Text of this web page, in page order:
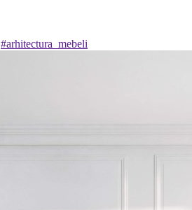
#arhitectura_mebeli